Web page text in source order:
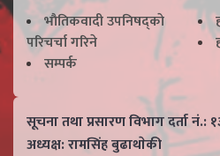
भाैतिकवादी उपनिषद्काे
परिचर्चा गरिने
सम्पर्क
सूचना तथा प्रसारण विभाग दर्ता
अध्यक्ष: रामसिंह बुढाथाेकी